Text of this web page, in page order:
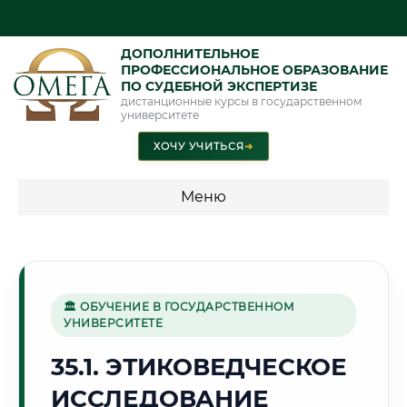
ДОПОЛНИТЕЛЬНОЕ
ПРОФЕССИОНАЛЬНОЕ ОБРАЗОВАНИЕ
ПО СУДЕБНОЙ ЭКСПЕРТИЗЕ
дистанционные курсы в государственном
университете
ХОЧУ УЧИТЬСЯ➜
Меню
специальности"
Стоимость по программам обучения "Судебная экспертиза"
Стоимость по программам обучения "Экспертиза"
🏛 ОБУЧЕНИЕ В ГОСУДАРСТВЕННОМ
УНИВЕРСИТЕТЕ
35.1. ЭТИКОВЕДЧЕСКОЕ
ИССЛЕДОВАНИЕ